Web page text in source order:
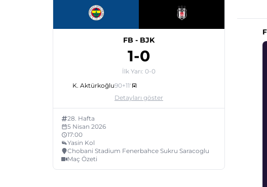
FB - BJK
1-0
İlk Yarı: 0-0
K. Aktürkoğlu90+11'
Detayları göster
28. Hafta
5 Nisan 2026
17:00
Yasin Kol
Chobani Stadium Fenerbahce Sukru Saracoglu
Maç Özeti